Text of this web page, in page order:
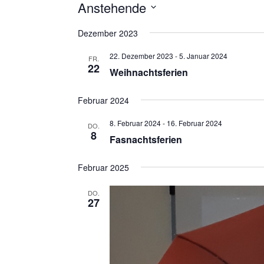
Anstehende
Dezember 2023
FR.
22
22. Dezember 2023 -5. Januar 2024
Weihnachtsferien
Februar 2024
DO.
8
8. Februar 2024- 16. Februar 2024
Fasnachtsferien
Februar 2025
DO.
27